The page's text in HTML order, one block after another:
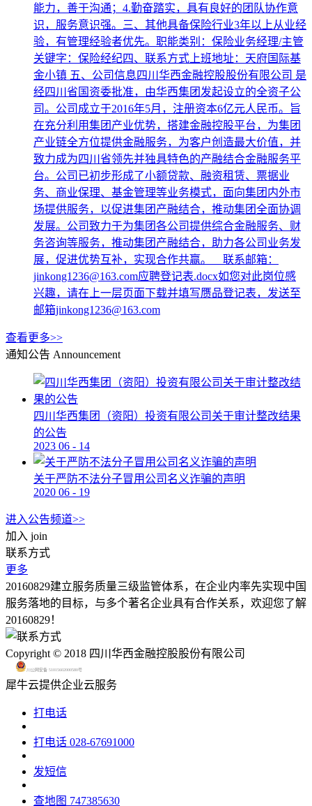
能力，善于沟通；4.勤奋踏实，具有良好的团队协作意
识，服务意识强。三、其他具备保险行业3年以上从业经
验，有管理经验者优先。职能类别：保险业务经理/主管
关键字：保险经纪四、联系方式上班地址：天府国际基
金小镇 五、公司信息四川华西金融控股股份有限公司 是
经四川省国资委批准，由华西集团发起设立的全资子公
司。公司成立于2016年5月，注册资本6亿元人民币。旨
在充分利用集团产业优势，搭建金融控股平台，为集团
产业链全方位提供金融服务，为客户创造最大价值，并
致力成为四川省领先并独具特色的产融结合金融服务平
台。公司已初步形成了小额贷款、融资租赁、票据业
务、商业保理、基金管理等业务模式，面向集团内外市
场提供服务，以促进集团产融结合，推动集团全面协调
发展。公司致力于为集团各公司提供综合金融服务、财
务咨询等服务，推动集团产融结合，助力各公司业务发
展，促进优势互补，实现合作共赢。 联系邮箱：
jinkong1236@163.com应聘登记表.docx如您对此岗位感
兴趣，请在上一层页面下载并填写赝品登记表，发送至
邮箱jinkong1236@163.com
查看更多>>
通知公告 Announcement
四川华西集团（资阳）投资有限公司关于审计整改结果
的公告
2023 06 - 14
关于严防不法分子冒用公司名义诈骗的声明
2020 06 - 19
进入公告频道>>
加入 join
联系方式
更多
20160829建立服务质量三级监管体系，在企业内率先实现中国
服务落地的目标，与多个著名企业具有合作关系，欢迎您了解
20160829！
Copyright © 2018 四川华西金融控股股份有限公司
川公网安备 51015602000580号
犀牛云提供企业云服务
打电话
打电话 028-67691000
发短信
查地图 747385630